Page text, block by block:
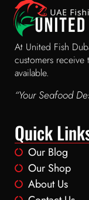
At United Fish
customers
available.
“Your Seafood
Quick
Our Blog
Our Shop
About Us